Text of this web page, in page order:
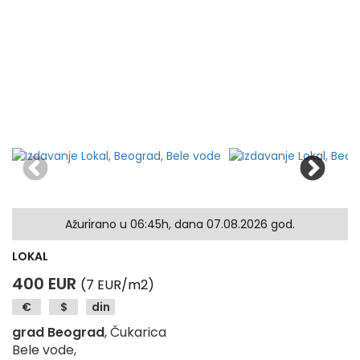
Ažurirano u 06:45h, dana 07.08.2026 god.
LOKAL
400 EUR (7 EUR/m2)
€ $ din
grad Beograd, Čukarica
Bele vode,